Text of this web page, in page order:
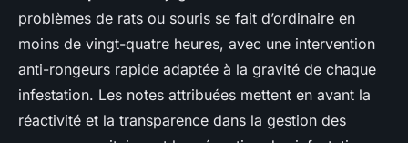
problèmes de rats ou souris se fait d’ordinaire en
moins de vingt-quatre heures, avec une intervention
anti-rongeurs rapide adaptée à la gravité de chaque
infestation. Les notes attribuées mettent en avant la
réactivité et la transparence dans la gestion des